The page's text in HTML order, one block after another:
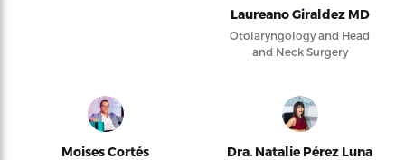
Laureano Giraldez MD
Otolaryngology and Head
and Neck Surgery
Moises Cortés Dra. Natalie Pérez Luna